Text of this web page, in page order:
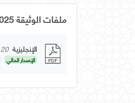
ملفات الوثيقة GSO ISO/TS 37172:2025
الإنجليزية 20 صفحات
الإصدار الحالي